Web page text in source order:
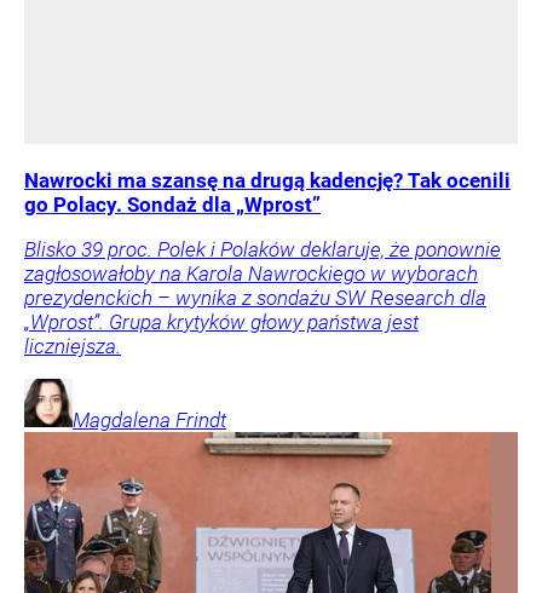
Nawrocki ma szansę na drugą kadencję? Tak ocenili
go Polacy. Sondaż dla „Wprost”
Blisko 39 proc. Polek i Polaków deklaruje, że ponownie
zagłosowałoby na Karola Nawrockiego w wyborach
prezydenckich – wynika z sondażu SW Research dla
„Wprost”. Grupa krytyków głowy państwa jest
liczniejsza.
Magdalena Frindt